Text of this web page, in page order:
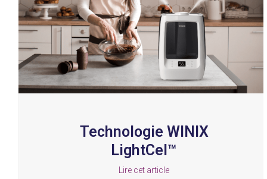
arrow
keys
access
the
carousel
Technologie WINIX
LightCel™
Lire cet article